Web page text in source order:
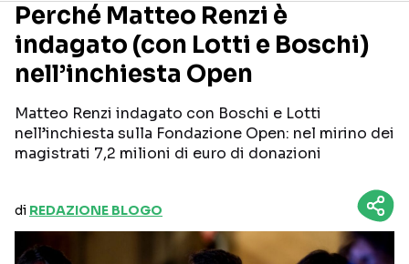
Seguici sui social
Perché Matteo Renzi è
indagato (con Lotti e Boschi)
nell’inchiesta Open
Matteo Renzi indagato con Boschi e Lotti
nell’inchiesta sulla Fondazione Open: nel mirino dei
magistrati 7,2 milioni di euro di donazioni
di REDAZIONE BLOGO